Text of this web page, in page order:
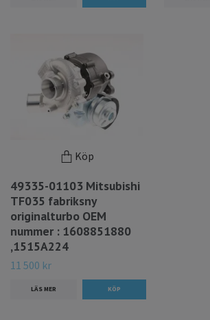
Köp
49335-01103 Mitsubishi
TF035 fabriksny
originalturbo OEM
nummer : 1608851880
,1515A224
11 500 kr
LÄS MER